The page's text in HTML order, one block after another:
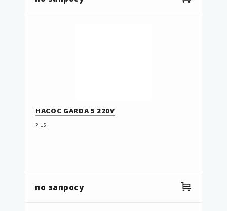
НАСОС GARDA 5 220V
PIUSI
по запросу